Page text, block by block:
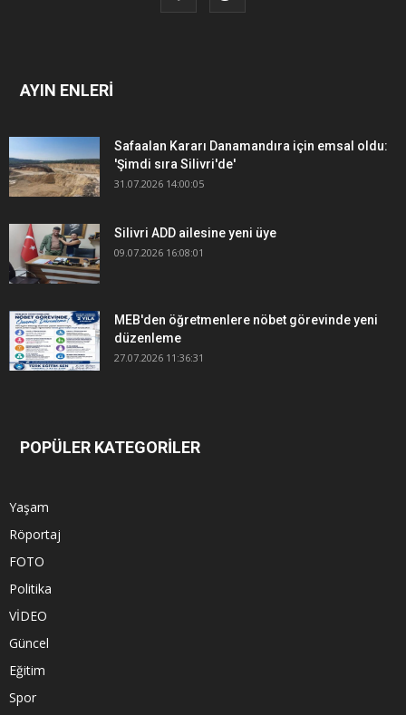
AYIN ENLERİ
Safaalan Kararı Danamandıra için emsal oldu:
'Şimdi sıra Silivri'de'
31.07.2026 14:00:05
Silivri ADD ailesine yeni üye
09.07.2026 16:08:01
MEB'den öğretmenlere nöbet görevinde yeni
düzenleme
27.07.2026 11:36:31
POPÜLER KATEGORİLER
Yaşam
Röportaj
FOTO
Politika
VİDEO
Güncel
Eğitim
Spor